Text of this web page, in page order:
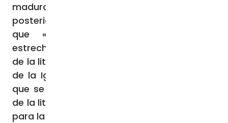
madurado la convicción, expresada
posteriormente por san Juan Pablo II, de
que «existe, en efecto, un vínculo
estrechísimo y orgánico entre la renovación
de la liturgia y la renovación de toda la vida
de la Iglesia. La Iglesia no sólo actúa, sino
que se expresa también en la liturgia, vive
de la liturgia y saca de la liturgia las fuerzas
para la vida».”